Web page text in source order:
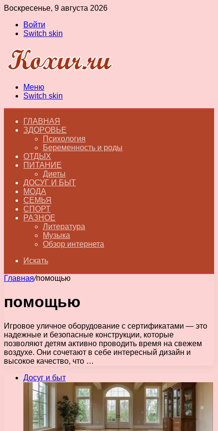
Воскресенье, 9 августа 2026
Войти
Switch skin
Меню
Switch skin
ГЛАВНАЯ
ЗДОРОВЬЕ
Психология
Беременность и роды
ОТДЫХ
ПИТАНИЕ
Диеты
ДОСУГ И БЫТ
МОДА
СЕМЬЯ
СПОРТ
РАЗНОЕ
Литература
Музыка
Обзор интернета
Искать
Главная/помощью
помощью
Игровое уличное оборудование с сертификатами — это
надежные и безопасные конструкции, которые
позволяют детям активно проводить время на свежем
воздухе. Они сочетают в себе интересный дизайн и
высокое качество, что …
Досуг и быт